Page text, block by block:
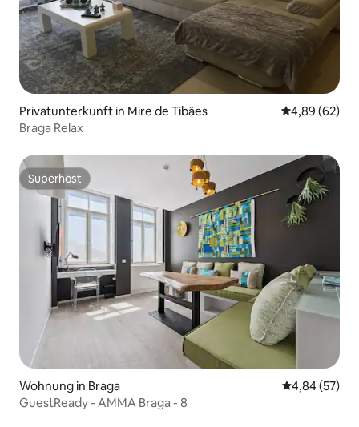
Privatunterkunft in Mire de Tibães
4,89 (62)
Braga Relax
Superhost
Superhost
Wohnung in Braga
4,84 (57)
GuestReady - AMMA Braga - 8